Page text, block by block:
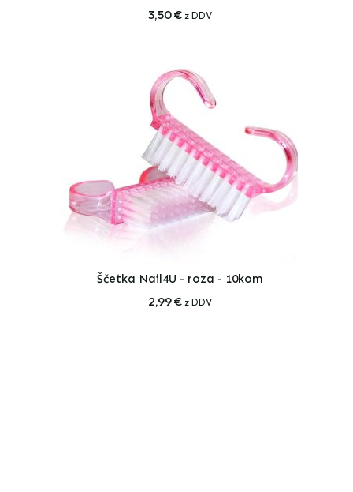
3,50€ z DDV
Ščetka Nail4U - roza - 10kom
2,99€ z DDV